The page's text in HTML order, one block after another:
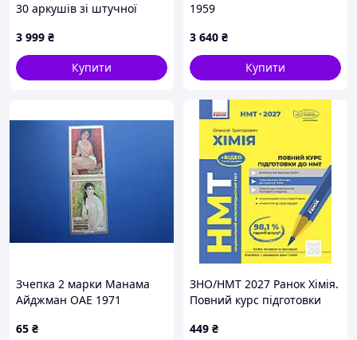
30 аркушів зі штучної
3 999 ₴
Купити
1959
3 640 ₴
Купити
Зчепка 2 марки Манама
Айджман ОАЕ 1971
Модильяні Ренуар MNH
65 ₴
ЗНО/НМТ 2027 Ранок Хімія.
Повний курс підготовки
449 ₴